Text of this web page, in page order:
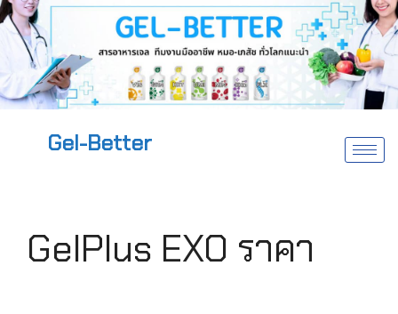
Gel-Better
GelPlus EXO ราคา